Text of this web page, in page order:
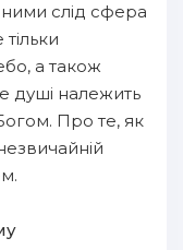
ними слід сфера
а також
душі належить
Про те, як